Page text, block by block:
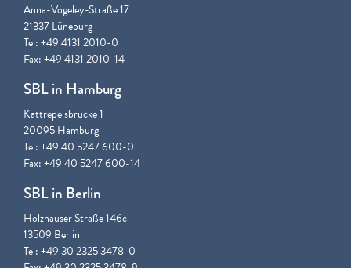
Anna-Vogeley-Straße 17
21337 Lüneburg
Tel: +49 4131 2010-0
Fax: +49 4131 2010-14
SBL in Hamburg
Kattrepelsbrücke 1
20095 Hamburg
Tel: +49 40 5247 600-0
Fax: +49 40 5247 600-14
SBL in Berlin
Holzhauser Straße 146c
13509 Berlin
Tel: +49 30 2325 3478-0